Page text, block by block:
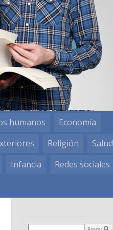
humanos
Economía
Religión
Salud
Infancia
Redes sociales